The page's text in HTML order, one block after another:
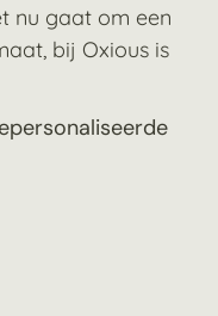
nu gaat om een
bij Oxious is